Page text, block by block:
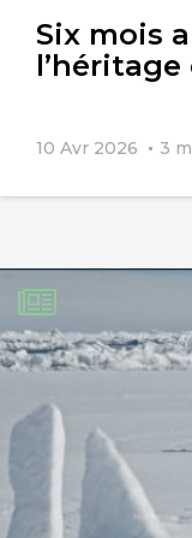
Six mois
l’héritage
10 Avr 2026 3